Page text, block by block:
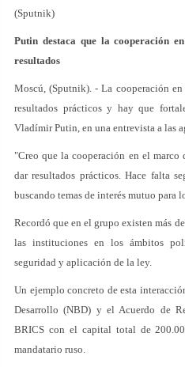
(Sputnik)
Putin destaca que la cooperación
resultados
Moscú, (Sputnik). - La cooperación
resultados prácticos y hay que
Vladímir Putin, en una entrevista a las
"Creo que la cooperación en el
dar resultados prácticos. Hace falta
buscando temas de interés mutuo para
Recordó que en el grupo existen más
las instituciones en los ámbitos
seguridad y aplicación de la ley.
Un ejemplo concreto de esta
Desarrollo (NBD) y el Acuerdo de
BRICS con el capital total de
mandatario ruso.